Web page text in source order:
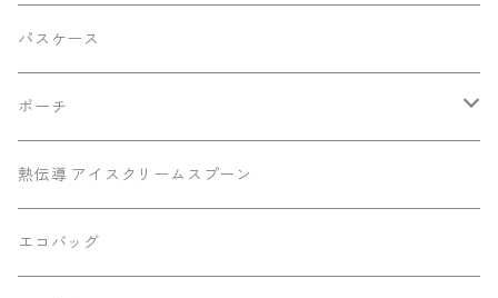
切り離しバックル2023Ver.
パスケース
ポーチ
底マチミニポーチ
マチありポーチ
熱伝導 アイスクリームスプーン
エコバッグ